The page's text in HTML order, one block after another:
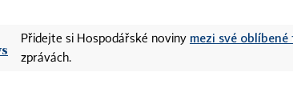
Přidejte si Hospodářské noviny mezi své
zprávách.